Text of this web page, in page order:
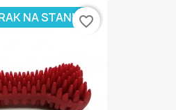
NA STANIEfavorite_border